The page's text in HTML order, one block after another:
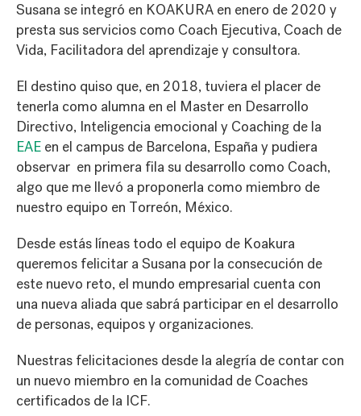
Susana se integró en KOAKURA en enero de 2020 y
presta sus servicios como Coach Ejecutiva, Coach de
Vida, Facilitadora del aprendizaje y consultora.
El destino quiso que, en 2018, tuviera el placer de
tenerla como alumna en el Master en Desarrollo
Directivo, Inteligencia emocional y Coaching de la
EAE en el campus de Barcelona, España y pudiera
observar en primera fila su desarrollo como Coach,
algo que me llevó a proponerla como miembro de
nuestro equipo en Torreón, México.
Desde estás líneas todo el equipo de Koakura
queremos felicitar a Susana por la consecución de
este nuevo reto, el mundo empresarial cuenta con
una nueva aliada que sabrá participar en el desarrollo
de personas, equipos y organizaciones.
Nuestras felicitaciones desde la alegría de contar con
un nuevo miembro en la comunidad de Coaches
certificados de la ICF.